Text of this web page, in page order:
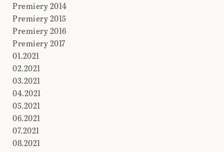
Premiery 2014
Premiery 2015
Premiery 2016
Premiery 2017
01.2021
02.2021
03.2021
04.2021
05.2021
06.2021
07.2021
08.2021